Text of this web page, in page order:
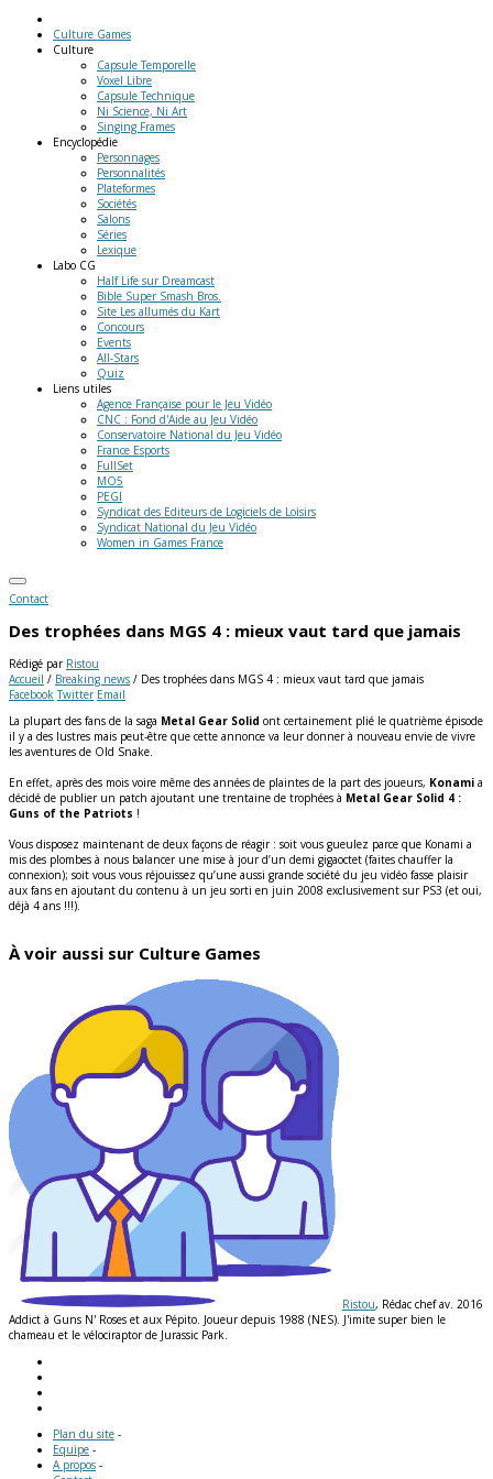
Culture Games
Culture
Capsule Temporelle
Voxel Libre
Capsule Technique
Ni Science, Ni Art
Singing Frames
Encyclopédie
Personnages
Personnalités
Plateformes
Sociétés
Salons
Séries
Lexique
Labo CG
Half Life sur Dreamcast
Bible Super Smash Bros.
Site Les allumés du Kart
Concours
Events
All-Stars
Quiz
Liens utiles
Agence Française pour le Jeu Vidéo
CNC : Fond d'Aide au Jeu Vidéo
Conservatoire National du Jeu Vidéo
France Esports
FullSet
MO5
PEGI
Syndicat des Editeurs de Logiciels de Loisirs
Syndicat National du Jeu Vidéo
Women in Games France
Contact
Des trophées dans MGS 4 : mieux vaut tard que jamais
Rédigé par Ristou
Accueil / Breaking news / Des trophées dans MGS 4 : mieux vaut tard que jamais
Facebook Twitter Email
La plupart des fans de la saga Metal Gear Solid ont certainement plié le quatrième épisode
il y a des lustres mais peut-être que cette annonce va leur donner à nouveau envie de vivre
les aventures de Old Snake.
En effet, après des mois voire même des années de plaintes de la part des joueurs, Konami a
décidé de publier un patch ajoutant une trentaine de trophées à Metal Gear Solid 4 :
Guns of the Patriots !
Vous disposez maintenant de deux façons de réagir : soit vous gueulez parce que Konami a
mis des plombes à nous balancer une mise à jour d’un demi gigaoctet (faites chauffer la
connexion); soit vous vous réjouissez qu’une aussi grande société du jeu vidéo fasse plaisir
aux fans en ajoutant du contenu à un jeu sorti en juin 2008 exclusivement sur PS3 (et oui,
déjà 4 ans !!!).
À voir aussi sur Culture Games
Ristou, Rédac chef av. 2016
Addict à Guns N' Roses et aux Pépito. Joueur depuis 1988 (NES). J'imite super bien le
chameau et le vélociraptor de Jurassic Park.
Plan du site -
Equipe -
A propos -